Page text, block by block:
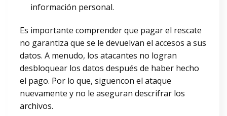
información personal.
Es importante comprender que pagar el rescate
no garantiza que se le devuelvan el accesos a sus
datos. A menudo, los atacantes no logran
desbloquear los datos después de haber hecho
el pago. Por lo que, siguencon el ataque
nuevamente y no le aseguran descrifrar los
archivos.